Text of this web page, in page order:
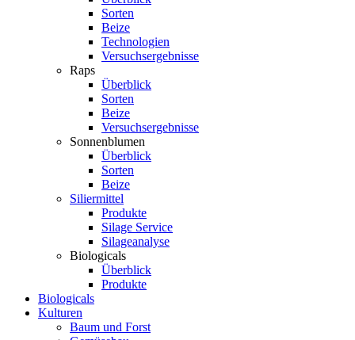
Sorten
Beize
Technologien
Versuchsergebnisse
Raps
Überblick
Sorten
Beize
Versuchsergebnisse
Sonnenblumen
Überblick
Sorten
Beize
Siliermittel
Produkte
Silage Service
Silageanalyse
Biologicals
Überblick
Produkte
Biologicals
Kulturen
Baum und Forst